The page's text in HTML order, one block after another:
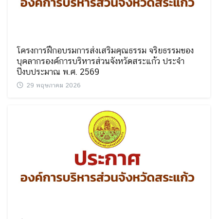
โครงการฝึกอบรมการส่งเสริมคุณธรรม จริยธรรมของ
บุคลากรองค์การบริหารส่วนจังหวัดสระแก้ว ประจำ
ปีงบประมาณ พ.ศ. 2569
29 พฤษภาคม 2026